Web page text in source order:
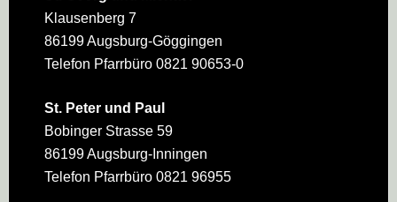
Klausenberg 7
86199 Augsburg-Göggingen
Telefon Pfarrbüro 0821 90653-0
St. Peter und Paul
Bobinger Strasse 59
86199 Augsburg-Inningen
Telefon Pfarrbüro 0821 96955